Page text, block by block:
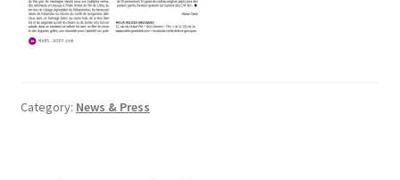
Category: News & Press